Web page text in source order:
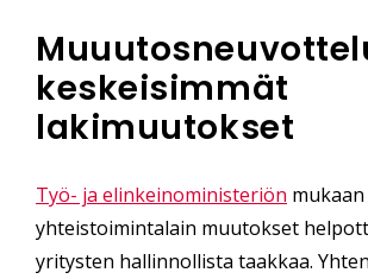
keskeisimmät
lakimuutokset
Työ- ja elinkeinoministeriön mukaan
yhteistoimintalain muutokset
yritysten hallinnollista taakkaa.